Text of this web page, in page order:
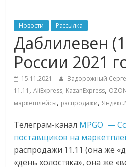
ритейле,
логистике,
соцсетях
Портал
об
онлайн-
торговле,
Новости Рассылка
Даблилевен
России 2021
15.11.2021 Задорожный
11.11 ,AliExpress, KazanExpress, OZON
маркетплейсы, распродажи,
Телеграм-канал MPGO —
поставщиков на
распродажи 11.11 (она же
«день холостяка», она же